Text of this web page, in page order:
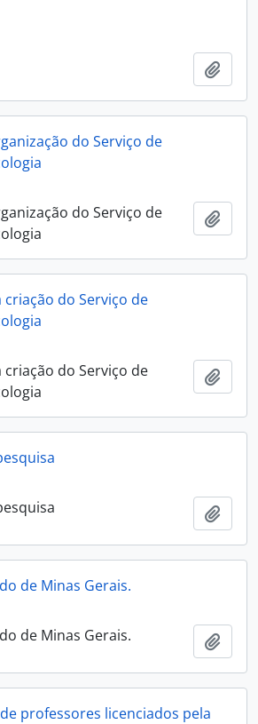
do Serviço de
do Serviço de
do Serviço de
do Serviço de
de Minas Gerais.
de Minas Gerais.
professores licenciados pela